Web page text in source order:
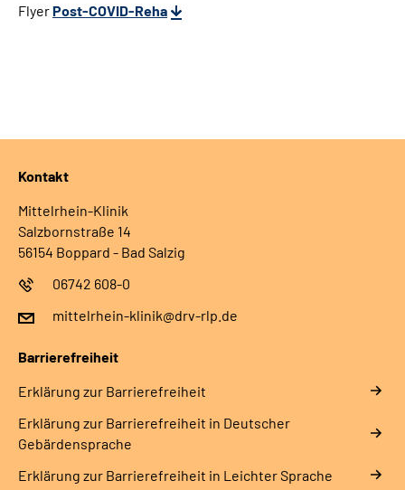
FlyerPost-COVID-Reha
Kontakt
Mittelrhein-Klinik
Salzbornstraße 14
56154 Boppard - Bad Salzig
06742 608-0
mittelrhein-klinik@drv-rlp.de
Barrierefreiheit
Erklärung zur Barrierefreiheit
Erklärung zur Barrierefreiheit in Deutscher
Gebärdensprache
Erklärung zur Barrierefreiheit in Leichter Sprache